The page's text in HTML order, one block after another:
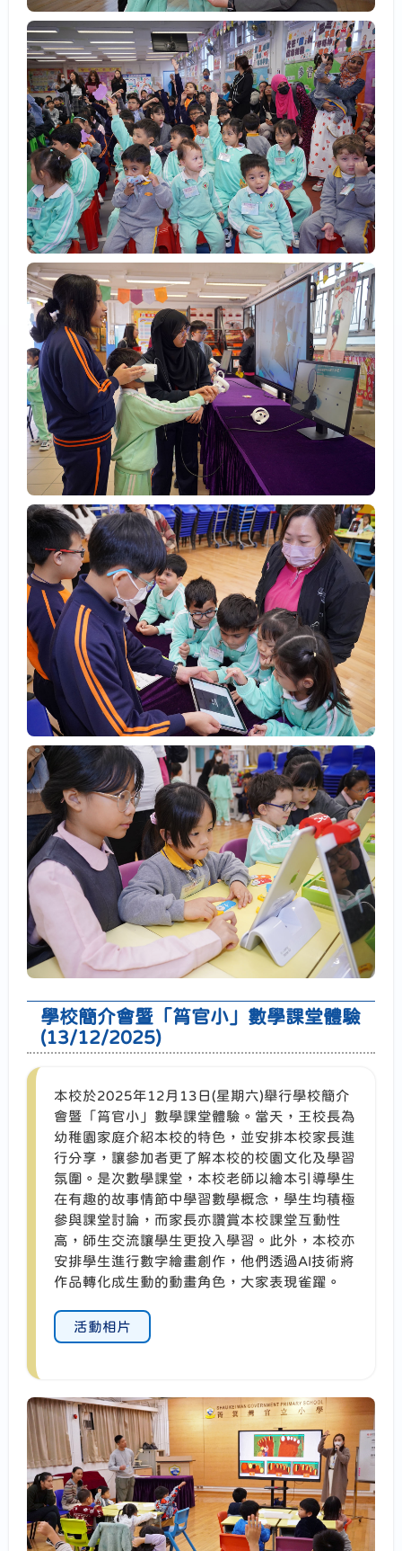
學校簡介會暨「筲官小」數學課堂體驗
(13/12/2025)
本校於2025年12月13日(星期六)舉行學校簡介
會暨「筲官小」數學課堂體驗。當天，王校長為
幼稚園家庭介紹本校的特色，並安排本校家長進
行分享，讓參加者更了解本校的校園文化及學習
氛圍。是次數學課堂，本校老師以繪本引導學生
在有趣的故事情節中學習數學概念，學生均積極
參與課堂討論，而家長亦讚賞本校課堂互動性
高，師生交流讓學生更投入學習。此外，本校亦
安排學生進行數字繪畫創作，他們透過AI技術將
作品轉化成生動的動畫角色，大家表現雀躍。
活動相片